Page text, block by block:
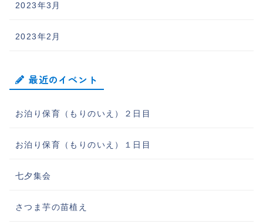
2023年3月
2023年2月
最近のイベント
お泊り保育（もりのいえ）２日目
お泊り保育（もりのいえ）１日目
七夕集会
さつま芋の苗植え